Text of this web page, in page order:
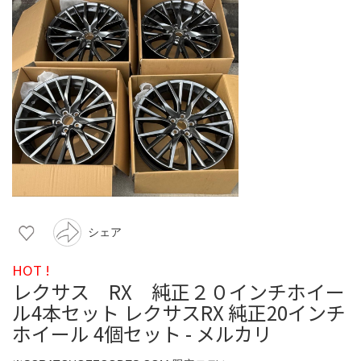
シェア
HOT !
レクサス RX 純正２０インチホイー
ル4本セット レクサスRX 純正20インチ
ホイール 4個セット - メルカリ